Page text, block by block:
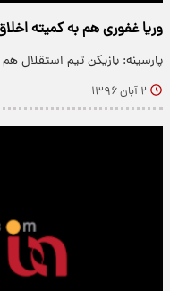
وریا غفوری هم به کمیته
پارسینه: بازیکن تیم استقلال
۲ آبان ۱۳۹۶